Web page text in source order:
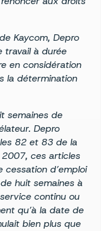
Kaycom, Depro
à durée
en considération
la détermination
semaines de
Depro
82 et 83 de la
2007, ces articles
cessation d’emploi
huit semaines à
continu ou
qu’à la date de
bien plus que